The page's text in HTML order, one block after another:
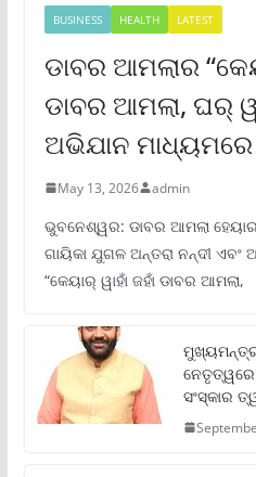
BUSINESS HEALTH LATEST
ଡାବର ଆମଲାର
ଡାବର ଆମଲା, ଘର୍
ଅଭିଯାନ
May 13, 2026 admin
ଭୁବନେଶ୍ୱର: ଡାବର ଆମଲା
ଗାୟିକା ଯୁଗଳ ଅନ୍ତରା ନନ୍ଦୀ ଏବଂ
“କେୟାର୍ ୱାହାଁ ଜହାଁ ଡାବର ଆମଲା,
ନେତୃତ୍ୱରେ
ସଂସ୍କାର